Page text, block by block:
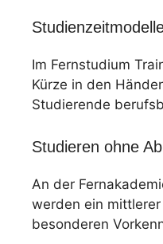
Im Fernstudium
Kürze in den
Studierende
Studieren ohne
An der
werden ein
besonderen